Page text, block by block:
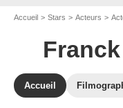
Accueil Stars Acteurs
Accueil